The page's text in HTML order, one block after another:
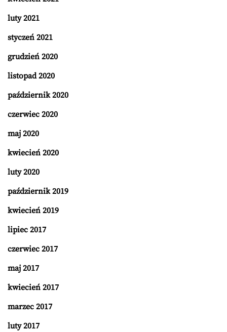
luty 2021
styczeń 2021
grudzień 2020
listopad 2020
październik 2020
czerwiec 2020
maj 2020
kwiecień 2020
luty 2020
październik 2019
kwiecień 2019
lipiec 2017
czerwiec 2017
maj 2017
kwiecień 2017
marzec 2017
luty 2017